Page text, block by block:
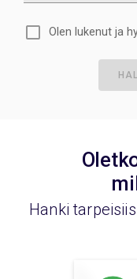
Olen lukenut ja
Hanki